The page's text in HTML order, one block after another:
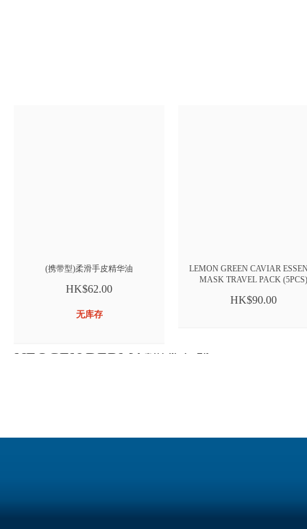
(携带型)柔滑手皮精华油
HK$62.00
无库存
LEMON GREEN CAVIAR
MASK TRAVEL PACK (5PCS)
HK$90.00
NEOGEN DERMA韓國天然